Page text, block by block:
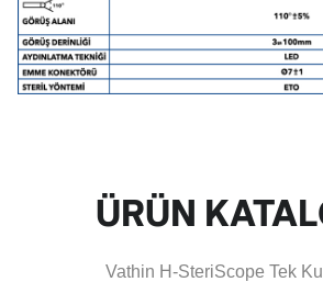
ÜRÜN
Vathin H-SteriScope Tek